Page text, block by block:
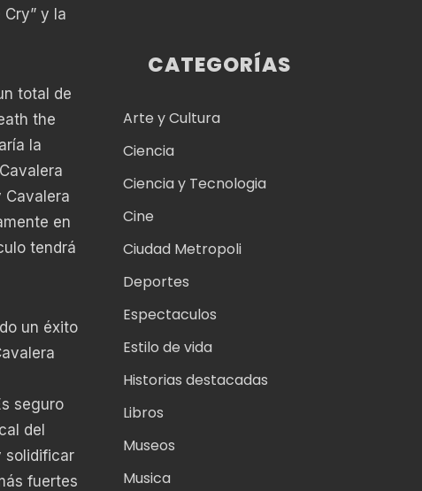
y la
total de
the
la
Cavalera
en
tendrá
un éxito
seguro
del
solidificar
fuertes
CATEGORÍAS
Arte y Cultura
Ciencia
Ciencia y Tecnologia
Cine
Ciudad Metropoli
Deportes
Espectaculos
Estilo de vida
Historias destacadas
Libros
Museos
Musica